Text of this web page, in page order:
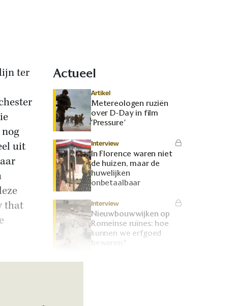
ter
uit
that
Actueel
Artikel
Metereologen ruziën
over D-Day in film
‘Pressure’
Interview
In Florence waren niet
de huizen, maar de
huwelijken
onbetaalbaar
Interview
Nieuwbouwwijken op
Romeinse ruïnes: hoe
kunnen we erfgoed
bewaren?